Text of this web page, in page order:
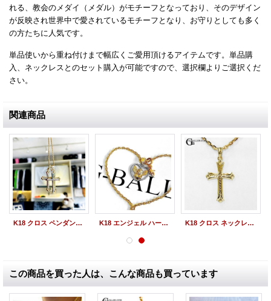
れる、教会のメダイ（メダル）がモチーフとなっており、そのデザイン
が反映され世界中で愛されているモチーフとなり、お守りとしても多く
の方たちに人気です。
単品使いから重ね付けまで幅広くご愛用頂けるアイテムです。単品購
入、ネックレスとのセット購入が可能ですので、選択欄よりご選択くだ
さい。
関連商品
K18 クロス ペンダント トップ WG ホワイトゴールド メンズ レディース K18 エンジェル ハート ネックレス ペンダント トップ YG WG コンビ メンズ レディース K18 クロス ネックレス チャーム トップ YG イエローゴールド メンズ レディース
この商品を買った人は、こんな商品も買っています